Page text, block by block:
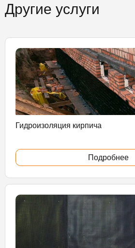
Другие услуги
Гидроизоляция кирпича
Подробнее